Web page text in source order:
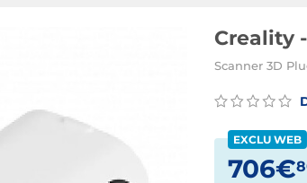
Creality
Scanner 3D
EXCLU WEB
706€